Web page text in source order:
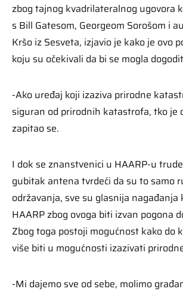
zbog tajnog kvadrilateralnog ugovora
s Bill Gatesom, Georgeom Sorošom i
Kršo iz Sesveta, izjavio je kako je ovo
koju su očekivali da bi se mogla
-Ako uređaj koji izaziva prirodne
siguran od prirodnih katastrofa, tko je
zapitao se.
I dok se znanstvenici u HAARP-u
gubitak antena tvrdeći da su to samo
održavanja, sve su glasnija nagađanja
HAARP zbog ovoga biti izvan pogona
Zbog toga postoji mogućnost kako do
više biti u mogućnosti izazivati
-Mi dajemo sve od sebe, molimo